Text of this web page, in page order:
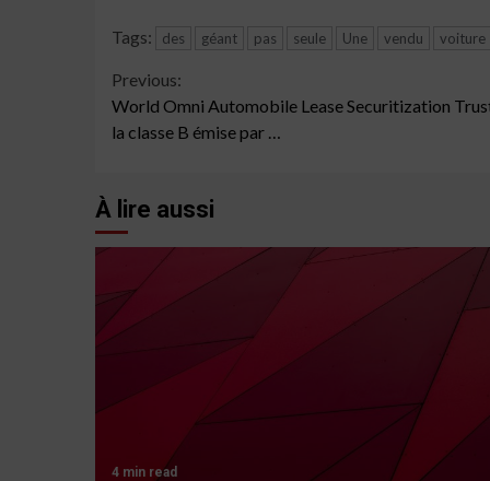
Tags: des géant pas seule Une vendu voiture
Continue
Reading
Previous:
World Omni Automobile Lease Securitization
la classe B émise par …
À lire aussi
4 min read